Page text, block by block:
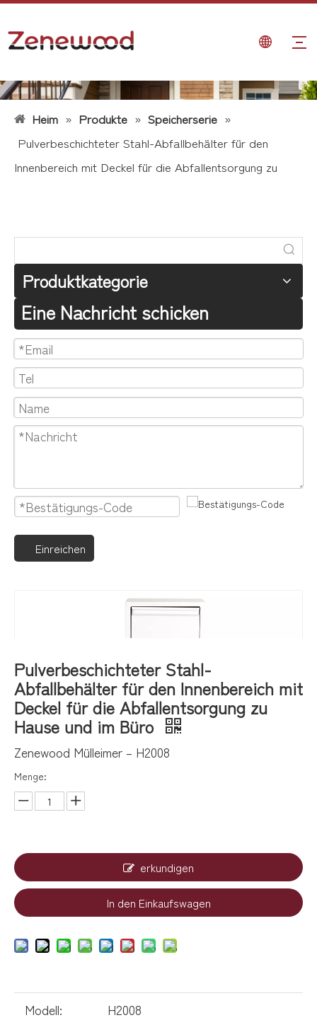
Heim » Produkte » Speicherserie »
Pulverbeschichteter Stahl-Abfallbehälter für den
Innenbereich mit Deckel für die Abfallentsorgung zu
Produktkategorie
Eine Nachricht schicken
Einreichen
Pulverbeschichteter Stahl-
Abfallbehälter für den Innenbereich mit
Deckel für die Abfallentsorgung zu
Hause und im Büro
Zenewood Mülleimer – H2008
Menge:
erkundigen
In den Einkaufswagen
Modell:
H2008